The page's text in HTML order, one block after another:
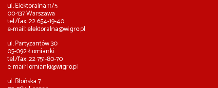
ul. Elektoralna 11/5
00-137 Warszawa
tel./fax: 22 654-19-40
e-mail:elektoralna@wigro.pl
ul. Partyzantów 30
05-092 Łomianki
tel./fax: 22 751-80-70
e-mail:lomianki@wigro.pl
ul. Błońska 7